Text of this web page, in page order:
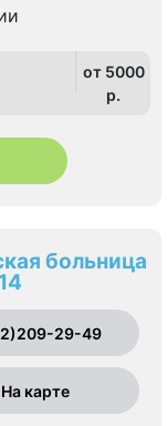
Проспект
от 5000
p.
больница
29-49
карте